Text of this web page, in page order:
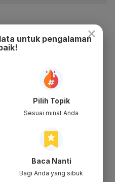
#Manfaat Literasi Digital
×
untuk pengalaman
Pilih Topik
Sesuai minat Anda
Baca Nanti
Bagi Anda yang sibuk